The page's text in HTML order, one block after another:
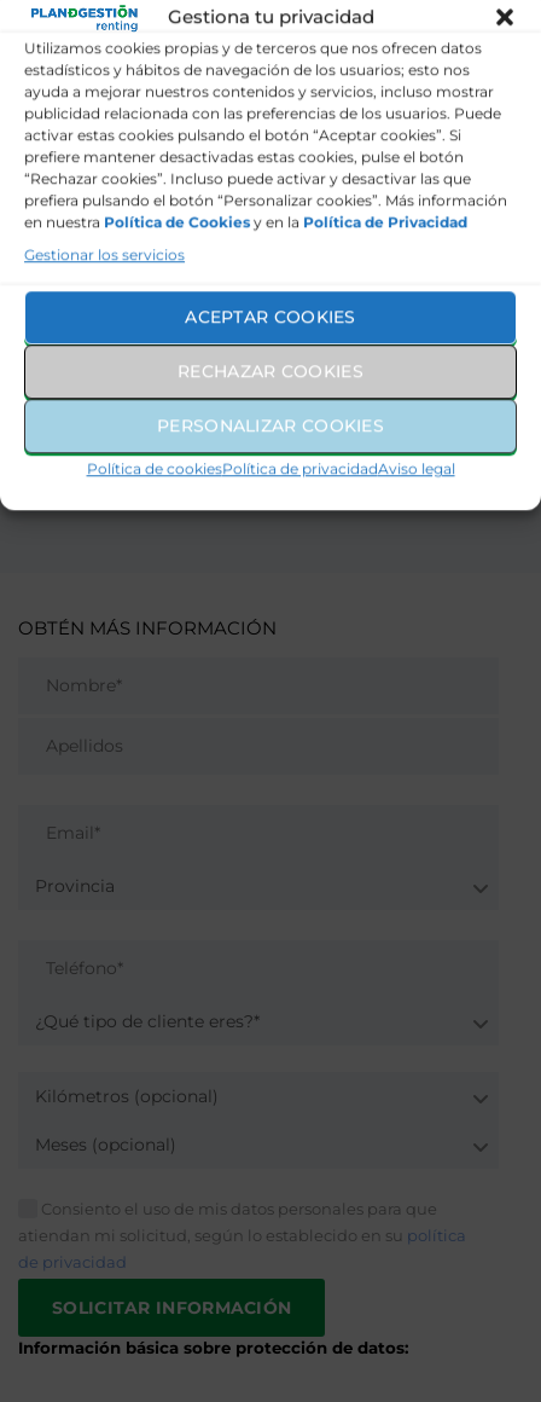
Gestiona tu privacidad
Utilizamos cookies propias y de terceros que nos ofrecen datos
estadísticos y hábitos de navegación de los usuarios; esto nos
ayuda a mejorar nuestros contenidos y servicios, incluso mostrar
publicidad relacionada con las preferencias de los usuarios. Puede
activar estas cookies pulsando el botón “Aceptar cookies”. Si
prefiere mantener desactivadas estas cookies, pulse el botón
“Rechazar cookies”. Incluso puede activar y desactivar las que
prefiera pulsando el botón “Personalizar cookies”. Más información
en nuestra Política de Cookies y en la Política de Privacidad
Gestionar los servicios
ACEPTAR COOKIES
RECHAZAR COOKIES
PERSONALIZAR COOKIES
Política de cookiesPolítica de privacidadAviso legal
Seguro a todo riesgo
Mantenimiento y revisiones
Asistencia en carretera
Gestión de Sanciones
Pago de Impuestos
Contratar
OBTÉN MÁS INFORMACIÓN
Provincia
¿Qué tipo de cliente eres?*
Kilómetros (opcional)
Meses (opcional)
Consiento el uso de mis datos personales para que
atiendan mi solicitud, según lo establecido en su política
de privacidad
Información básica sobre protección de datos: